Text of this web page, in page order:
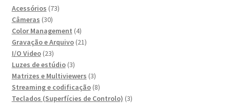
Acessórios 7373
Câmeras 3030
produtos
Color Management 44
produtos
Gravação e Arquivo 2121
I/O Video 2323
produtos
Luzes de estúdio 33
produtos
Matrizes e Multiviewers 33
produtos
Streaming e codificação 88
produtos
Teclados (Superfícies de Controlo) 33